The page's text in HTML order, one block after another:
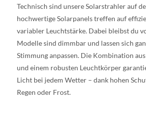
Technisch sind unsere Solarstrahler auf
hochwertige Solarpanels treffen auf
variabler Leuchtstärke. Dabei bleibst du
Modelle sind dimmbar und lassen sich
Stimmung anpassen. Die Kombination
und einem robusten Leuchtkörper
Licht bei jedem Wetter – dank hohen
Regen oder Frost.